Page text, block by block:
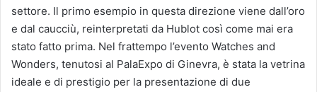
settore. Il primo esempio in questa direzione viene dall’oro
e dal caucciù, reinterpretati da Hublot così come mai era
stato fatto prima. Nel frattempo l’evento Watches and
Wonders, tenutosi al PalaExpo di Ginevra, è stata la vetrina
ideale e di prestigio per la presentazione di due